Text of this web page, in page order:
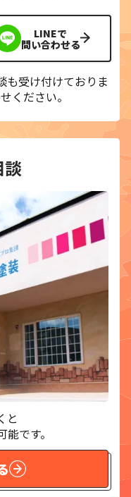
LINEで
問い合わせる
も受け付けておりま
ください。
と
です。